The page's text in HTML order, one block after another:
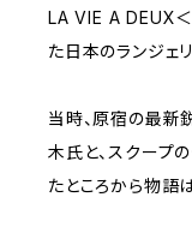
LA VIE A DEUX＜
た日本のランジェリ
当時、原宿の最新
木氏と、スクープ
たところから物語